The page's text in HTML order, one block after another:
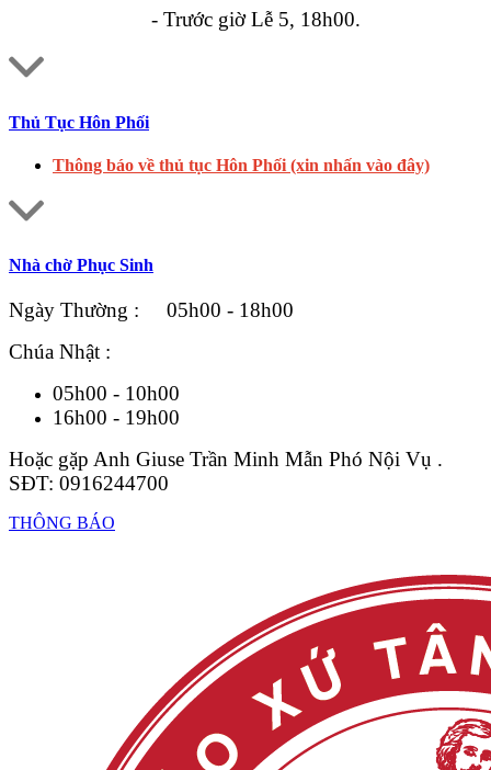
- Trước giờ Lễ 5, 18h00.
Thủ Tục Hôn Phối
Thông báo về thủ tục Hôn Phối (xin nhấn vào đây)
Nhà chờ Phục Sinh
Ngày Thường : 05h00 - 18h00
Chúa Nhật :
05h00 - 10h00
16h00 - 19h00
Hoặc gặp Anh Giuse Trần Minh Mẫn Phó Nội Vụ .
SĐT: 0916244700
THÔNG BÁO